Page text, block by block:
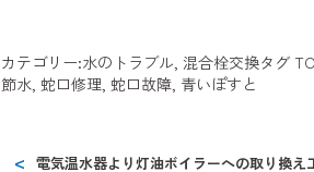
カテゴリー:水のトラブル, 混合栓交換タグ
節水, 蛇口修理, 蛇口故障, 青いぽすと
電気温水器より灯油ボイラーへの取り換